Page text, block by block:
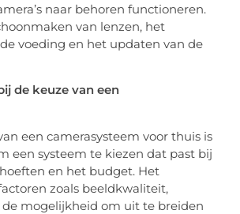
naar behoren functioneren.
van lenzen, het
voeding en het updaten van de
de keuze van een
een camerasysteem voor thuis is
een systeem te kiezen dat past bij
en het budget. Het
zoals beeldkwaliteit,
de mogelijkheid om uit te breiden